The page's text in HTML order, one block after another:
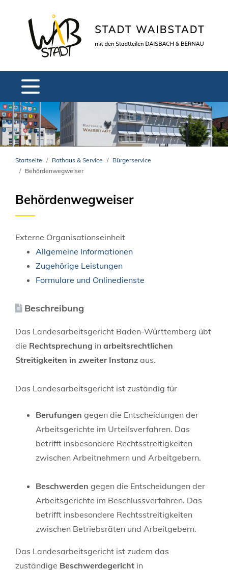
Startseite Rathaus & Service
Bürgerservice
Behördenwegweiser
Behördenwegweiser
Externe Organisationseinheit
Allgemeine Informationen
Zugehörige Leistungen
Formulare und Onlinedienste
Beschreibung
Das Landesarbeitsgericht Baden-Württemberg übt
die Rechtsprechung in arbeitsrechtlichen
Streitigkeiten in zweiter Instanz aus.
Das Landesarbeitsgericht ist zuständig für
Berufungen gegen die Entscheidungen der
Arbeitsgerichte im Urteilsverfahren. Das
betrifft insbesondere Rechtsstreitigkeiten
zwischen Arbeitnehmern und Arbeitgebern.
Beschwerden gegen die Entscheidungen der
Arbeitsgerichte im Beschlussverfahren. Das
betrifft insbesondere Rechtsstreitigkeiten
zwischen Betriebsräten und Arbeitgebern.
Das Landesarbeitsgericht ist zudem das
zuständige Beschwerdegericht in